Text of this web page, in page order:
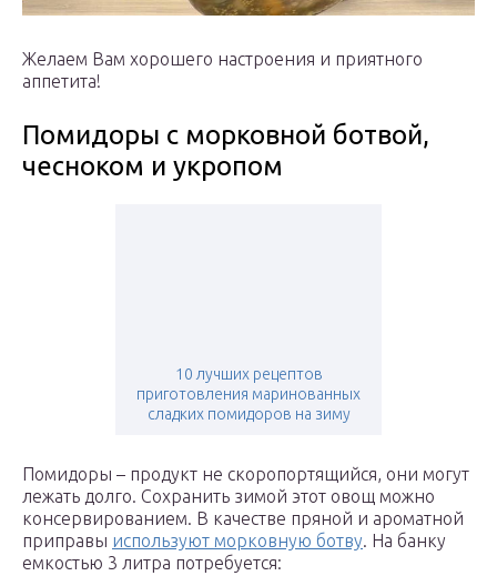
Желаем Вам хорошего настроения и приятного
аппетита!
Помидоры с морковной ботвой,
чесноком и укропом
10 лучших рецептов
приготовления маринованных
сладких помидоров на зиму
Помидоры – продукт не скоропортящийся, они могут
лежать долго. Сохранить зимой этот овощ можно
консервированием. В качестве пряной и ароматной
приправы используют морковную ботву. На банку
емкостью 3 литра потребуется: